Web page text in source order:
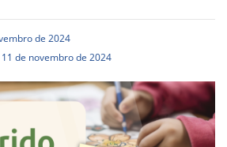
de 2024
de novembro de 2024